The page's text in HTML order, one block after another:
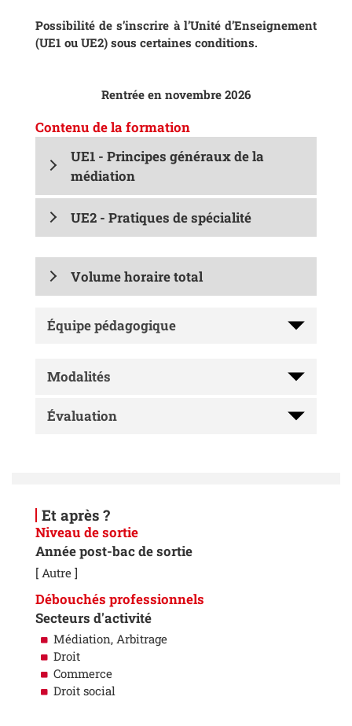
Possibilité de s’inscrire à l’Unité d’Enseignement
(UE1 ou UE2) sous certaines conditions.
Rentrée en novembre 2026
Contenu de la formation
UE1 - Principes généraux de la
médiation
UE2 - Pratiques de spécialité
Volume horaire total
Équipe pédagogique
Modalités
Évaluation
Et après ?
Niveau de sortie
Année post-bac de sortie
[ Autre ]
Débouchés professionnels
Secteurs d'activité
Médiation, Arbitrage
Droit
Commerce
Droit social